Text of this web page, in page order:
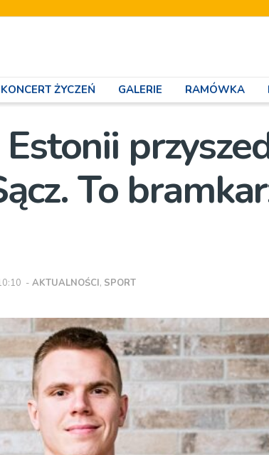
KONCERT ŻYCZEŃ GALERIE RAMÓWKA
To
- AKTUALNOŚCI, SPORT